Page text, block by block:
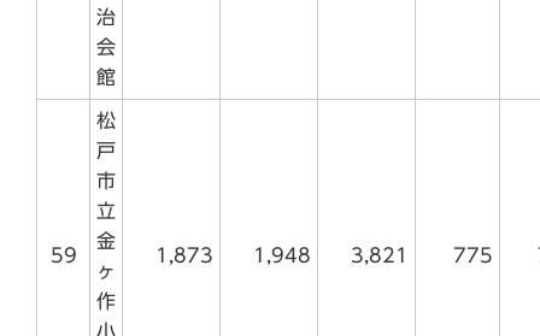
治
会
館
59
松
戸
市
立
金
ヶ
作
小
1,873 1,948 3,821 775